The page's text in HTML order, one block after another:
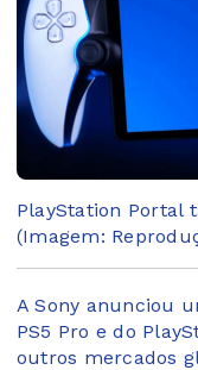
PlayStation Portal
(Imagem:
A Sony anunciou
PS5 Pro e do
outros mercados